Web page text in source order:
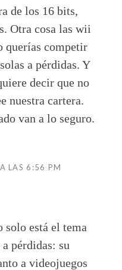
de los 16 bits,
Otra cosa las wii
querías competir
a pérdidas. Y
decir que no
nuestra cartera.
van a lo seguro.
LAS 6:56 PM
solo está el tema
pérdidas: su
a videojuegos